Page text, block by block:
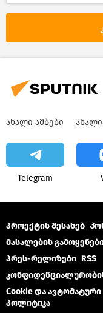
საზოგადოება
ადამიანის უფლებები
საქართველო
ᲐᲮᲐᲚᲘ ᲐᲛᲑᲔᲑᲘ
Telegram
პროექტის შესახებ
მასალების
პრეს-რელიზები RSS
Cookie და
პოლიტიკა